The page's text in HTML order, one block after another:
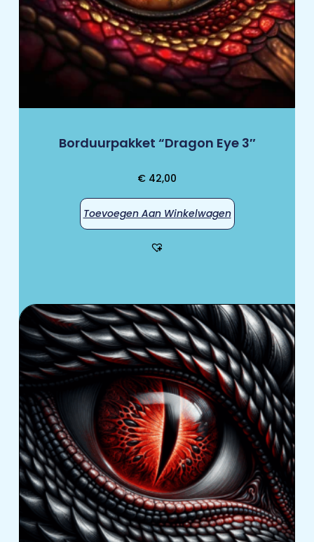
Borduurpakket “Dragon Eye 3″
€ 42,00
Toevoegen Aan Winkelwagen